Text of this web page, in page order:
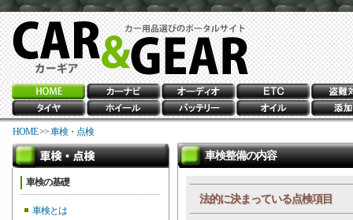
HOME>>車検・点検
車検の基礎
車検とは
車検整備の内容
法的に決まっている点検項目